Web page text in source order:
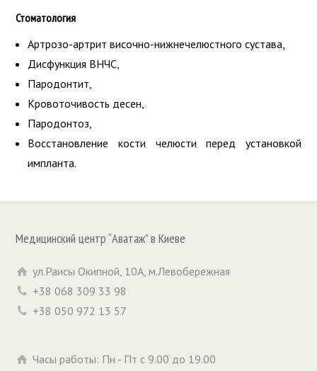
Стоматология
Артрозо-артрит височно-нижнечелюстного сустава,
Дисфункция ВНЧС,
Пародонтит,
Кровоточивость десен,
Пародонтоз,
Восстановление кости челюсти перед установкой
импланта.
Медицинский центр “Аватаж” в Киеве
ул.Раисы Окипной, 10А, м.Левобережная
+38 068 309 33 98
+38 050 972 13 57
Часы работы: Пн - Пт с 9.00 до 19.00